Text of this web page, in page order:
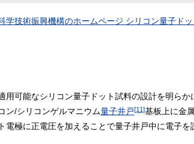
学技術振興機構のホームページ シリコン量子ド
用可能なシリコン量子ドット試料の設計を明ら
ン/シリコンゲルマニウム量子井戸[11]基板上に金
電極に正電圧を加えることで量子井戸中に電子